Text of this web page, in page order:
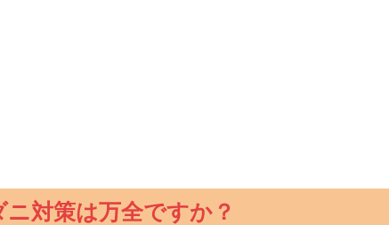
ニ対策は万全ですか？